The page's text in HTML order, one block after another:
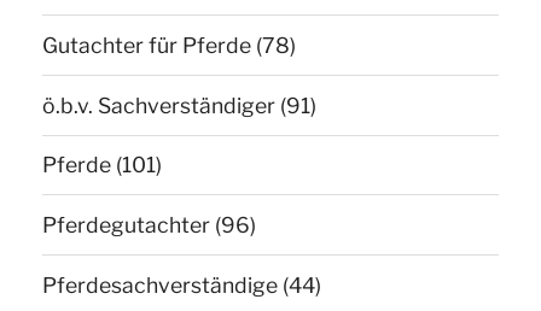
Gutachter für Pferde (78)
ö.b.v. Sachverständiger (91)
Pferde (101)
Pferdegutachter (96)
Pferdesachverständige (44)